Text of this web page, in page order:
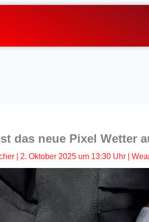
das neue Pixel Wetter
2. Oktober 2025 um 13:30 Uhr